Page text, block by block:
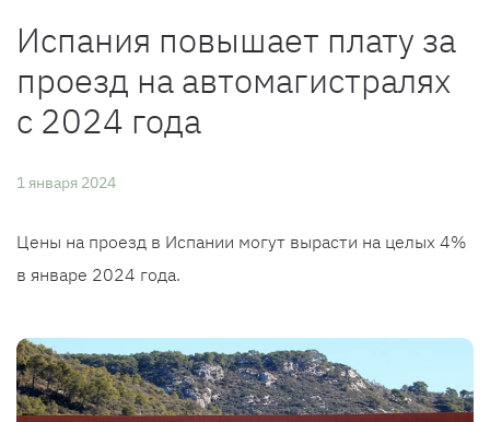
Испания повышает плату за
проезд на автомагистралях
с 2024 года
1 января 2024
Цены на проезд в Испании могут вырасти на целых 4%
в январе 2024 года.